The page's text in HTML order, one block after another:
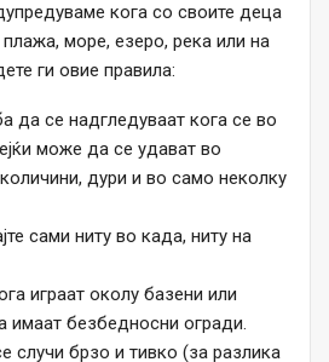
кога со своите деца
море, езеро, река или на
ги овие правила:
да се надгледуваат кога се во
може да се удават во
дури и во само неколку
сами ниту во када, ниту на
играат околу базени или
имаат безбедносни огради.
брзо и тивко (за разлика